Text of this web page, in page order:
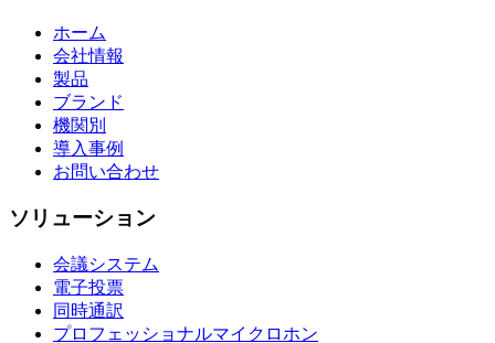
ホーム
会社情報
製品
ブランド
機関別
導入事例
お問い合わせ
ソリューション
会議システム
電子投票
同時通訳
プロフェッショナルマイクロホン